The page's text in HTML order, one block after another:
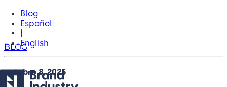
Blog
Español
|
English
BLOG
octubre 8, 2025